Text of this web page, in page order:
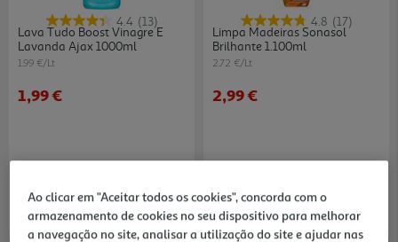
4.4 (13)
Lava Tudo Boost Vinagre E
Lavanda Ajax 1000ml
1.99 €/Lt
1,99 €
4.8 (17)
Limpa Madeiras Sonasol
Brilhante 1.100ml
2.72 €/Lt
2,99 €
Ao clicar em "Aceitar todos os cookies", concorda com o
armazenamento de cookies no seu dispositivo para melhorar
a navegação no site, analisar a utilização do site e ajudar nas